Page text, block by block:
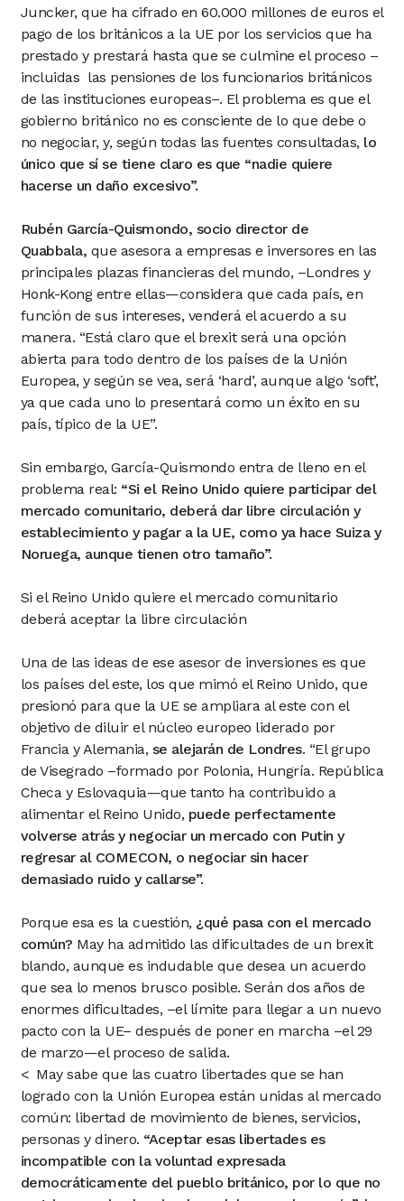
Juncker, que ha cifrado en 60.000 millones de euros el
pago de los británicos a la UE por los servicios que ha
prestado y prestará hasta que se culmine el proceso –
incluidas las pensiones de los funcionarios británicos
de las instituciones europeas–. El problema es que el
gobierno británico no es consciente de lo que debe o
no negociar, y, según todas las fuentes consultadas, lo
único que sí se tiene claro es que “nadie quiere
hacerse un daño excesivo”.
Rubén García-Quismondo, socio director de
Quabbala, que asesora a empresas e inversores en las
principales plazas financieras del mundo, –Londres y
Honk-Kong entre ellas—considera que cada país, en
función de sus intereses, venderá el acuerdo a su
manera. “Está claro que el brexit será una opción
abierta para todo dentro de los países de la Unión
Europea, y según se vea, será ‘hard’, aunque algo ‘soft’,
ya que cada uno lo presentará como un éxito en su
país, típico de la UE”.
Sin embargo, García-Quismondo entra de lleno en el
problema real: “Si el Reino Unido quiere participar del
mercado comunitario, deberá dar libre circulación y
establecimiento y pagar a la UE, como ya hace Suiza y
Noruega, aunque tienen otro tamaño”.
Si el Reino Unido quiere el mercado comunitario
deberá aceptar la libre circulación
Una de las ideas de ese asesor de inversiones es que
los países del este, los que mimó el Reino Unido, que
presionó para que la UE se ampliara al este con el
objetivo de diluir el núcleo europeo liderado por
Francia y Alemania, se alejarán de Londres. “El grupo
de Visegrado –formado por Polonia, Hungría. República
Checa y Eslovaquia—que tanto ha contribuido a
alimentar el Reino Unido, puede perfectamente
volverse atrás y negociar un mercado con Putin y
regresar al COMECON, o negociar sin hacer
demasiado ruido y callarse”.
Porque esa es la cuestión, ¿qué pasa con el mercado
común? May ha admitido las dificultades de un brexit
blando, aunque es indudable que desea un acuerdo
que sea lo menos brusco posible. Serán dos años de
enormes dificultades, –el límite para llegar a un nuevo
pacto con la UE– después de poner en marcha –el 29
de marzo—el proceso de salida.
< May sabe que las cuatro libertades que se han
logrado con la Unión Europea están unidas al mercado
común: libertad de movimiento de bienes, servicios,
personas y dinero. “Aceptar esas libertades es
incompatible con la voluntad expresada
democráticamente del pueblo británico, por lo que no